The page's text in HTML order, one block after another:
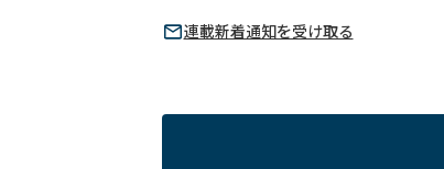
連載新着通知を受け取る